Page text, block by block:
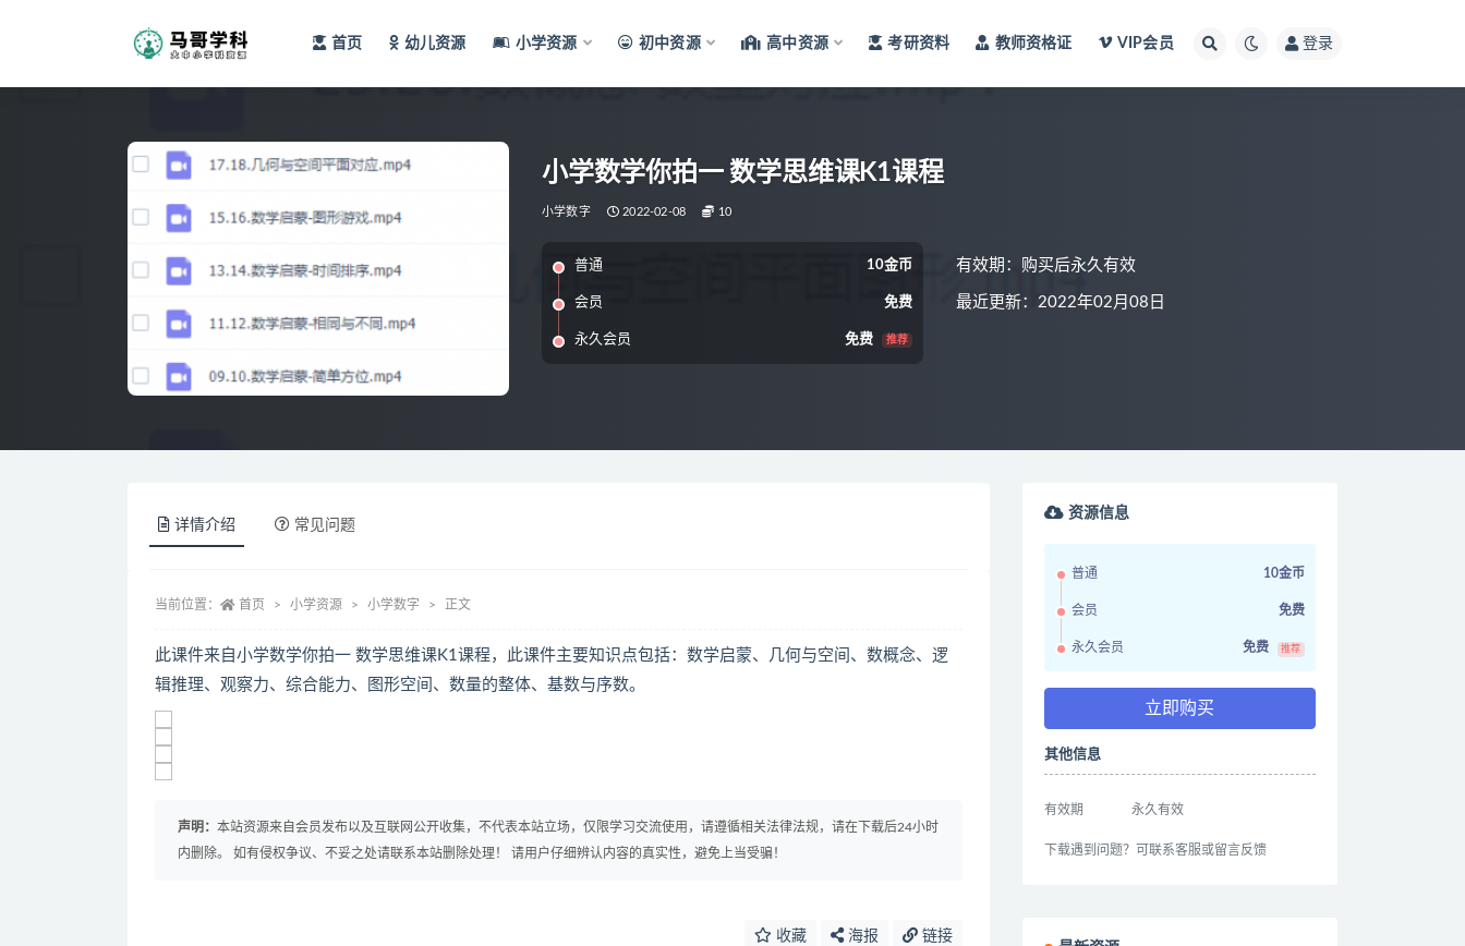
首页 幼儿资源 小学资源 初中资源 高中资源 考研资料 教师资格证 VIP会员 登录
小学数学你拍一 数学思维课K1课程
小学数字 2022-02-08 10
普通 10金币
会员 免费
永久会员 免费 推荐
有效期：购买后永久有效
最近更新：2022年02月08日
详情介绍 常见问题
当前位置： 首页 小学资源 小学数字 正文
此课件来自小学数学你拍一 数学思维课K1课程，此课件主要知识点包括：数学启蒙、几何与空间、数概念、逻
辑推理、观察力、综合能力、图形空间、数量的整体、基数与序数。
声明： 本站资源来自会员发布以及互联网公开收集，不代表本站立场，仅限学习交流使用，请遵循相关法律法规，请在下载后24小时
内删除。 如有侵权争议、不妥之处请联系本站删除处理！ 请用户仔细辨认内容的真实性，避免上当受骗！
收藏 海报 链接
资源信息
普通 10金币
会员 免费
永久会员 免费 推荐
立即购买
其他信息
有效期 永久有效
下载遇到问题？可联系客服或留言反馈